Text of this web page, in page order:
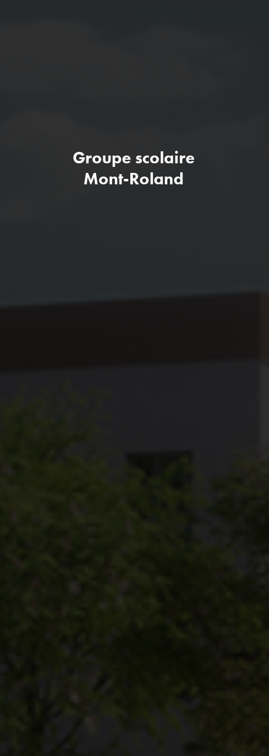
Groupe scolaire
Mont-Roland